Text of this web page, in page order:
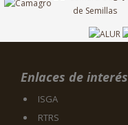
Enlaces de interés
ISGA
RTRS